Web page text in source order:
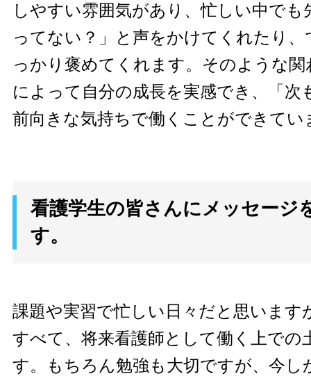
しやすい雰囲気があり、忙しい中でも
ってない？」と声をかけてくれたり
っかり褒めてくれます。そのような
によって自分の成長を実感でき、「次
前向きな気持ちで働くことができてい
看護学生の皆さんにメッセージ
す。
課題や実習で忙しい日々だと思います
すべて、将来看護師として働く上での
す。もちろん勉強も大切ですが、今し